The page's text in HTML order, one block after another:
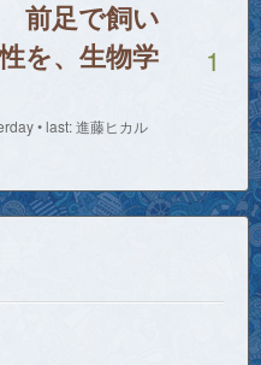
前足で飼い
を、生物学
• last: 進藤ヒカル
1